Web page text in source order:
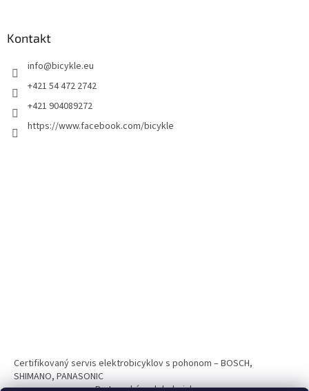
Kontakt
info@bicykle.eu
+421 54 472 2742
+421 904089272
https://www.facebook.com/bicykle
Certifikovaný servis elektrobicyklov s pohonom – BOSCH,
SHIMANO, PANASONIC